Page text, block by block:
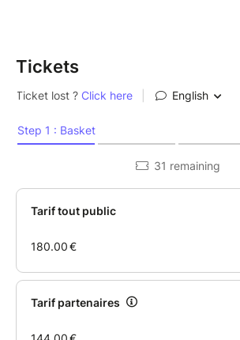
Pour vous rendre sur la boutique
Ouverte :https://www.billetweb.fr/
:https://www.instagram.com/
Tickets